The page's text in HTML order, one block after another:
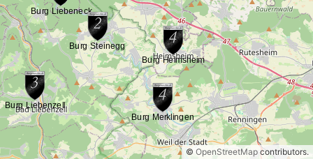
© OpenStreetMap contributors.